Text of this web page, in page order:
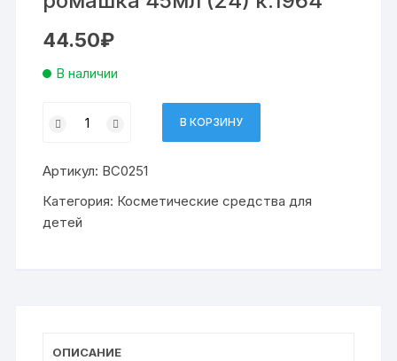
44.50₽
В наличии
товара
ДЕТСКИЙ
ВЕСНА
ромашка
В КОРЗИНУ
Артикул: ВС0251
Категория: Косметические средства для
детей
ОПИСАНИЕ